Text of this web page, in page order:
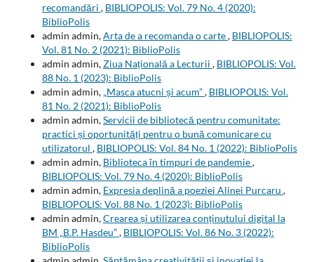
recomandări , BIBLIOPOLIS: Vol. 79 No. 4 (2020):
BiblioPolis
admin admin,Arta de a recomanda o carte, BIBLIOPOLIS:
Vol. 81 No. 2 (2021): BiblioPolis
admin admin,Ziua Națională a Lecturii , BIBLIOPOLIS: Vol.
88 No. 1 (2023): BiblioPolis
admin admin, „Masca atucni și acum”, BIBLIOPOLIS: Vol.
81 No. 2 (2021): BiblioPolis
admin admin,Servicii de bibliotecă pentru comunitate:
practici și oportunități pentru o bună comunicare cu
utilizatorul , BIBLIOPOLIS: Vol. 84 No. 1 (2022): BiblioPolis
admin admin, Biblioteca în timpuri de pandemie,
BIBLIOPOLIS: Vol. 79 No. 4 (2020): BiblioPolis
admin admin, Expresia deplină a poeziei Alinei Purcaru ,
BIBLIOPOLIS: Vol. 88 No. 1 (2023): BiblioPolis
admin admin,Crearea și utilizarea conținutului digital la
BM „B.P. Hasdeu”, BIBLIOPOLIS: Vol. 86 No. 3 (2022):
BiblioPolis